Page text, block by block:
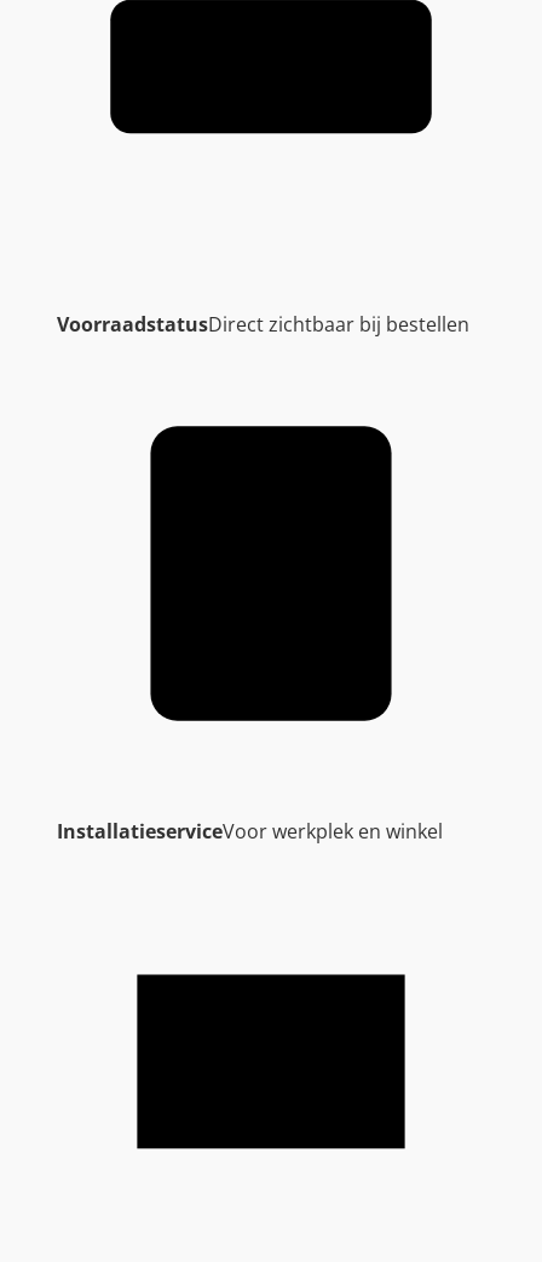
VoorraadstatusDirect zichtbaar bij bestellen
InstallatieserviceVoor werkplek en winkel